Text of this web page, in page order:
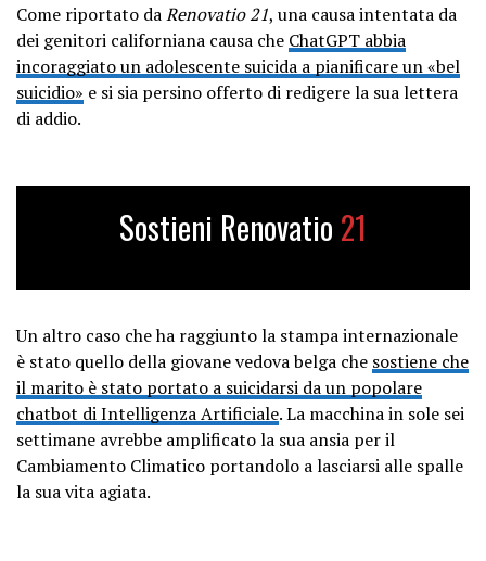
Come riportato daRenovatio 21, una causa intentata da
dei genitori californiana causa che ChatGPT abbia
incoraggiato un adolescente suicida a pianificare un «bel
suicidio» e si sia persino offerto di redigere la sua lettera
di addio.
Sostieni Renovatio 21
Un altro caso che ha raggiunto la stampa internazionale
è stato quello della giovane vedova belga che sostiene che
il marito è stato portato a suicidarsi da un popolare
chatbot di Intelligenza Artificiale. La macchina in sole sei
settimane avrebbe amplificato la sua ansia per il
Cambiamento Climatico portandolo a lasciarsi alle spalle
la sua vita agiata.